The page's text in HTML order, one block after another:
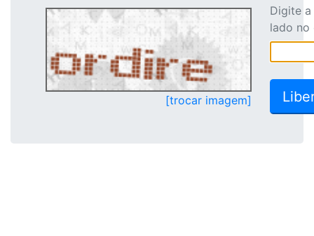
[trocar imagem]
Digite
lado no